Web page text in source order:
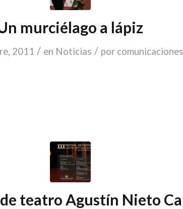
murciélago a lápiz
2011 / en Noticias / por comunicaciones
teatro Agustín Nieto